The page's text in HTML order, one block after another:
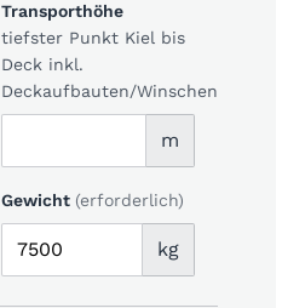
Transporthöhe
tiefster Punkt Kiel bis
Deck inkl.
Deckaufbauten/Winschen
m
Gewicht (erforderlich)
kg